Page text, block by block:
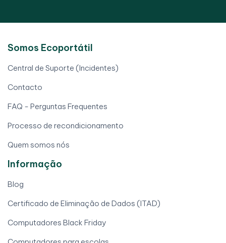
Somos Ecoportátil
Central de Suporte (Incidentes)
Contacto
FAQ - Perguntas Frequentes
Processo de recondicionamento
Quem somos nós
Informação
Blog
Certificado de Eliminação de Dados (ITAD)
Computadores Black Friday